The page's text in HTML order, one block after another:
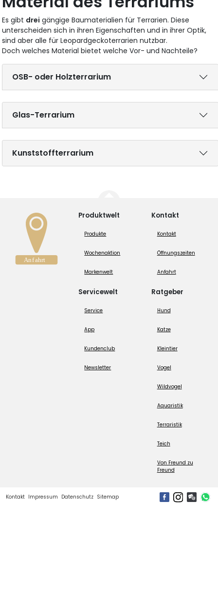
Es gibt drei gängige Baumaterialien für Terrarien. Diese
unterscheiden sich in ihren Eigenschaften und in ihrer Optik,
sind aber alle für Leopardgeckoterrarien nutzbar.
Doch welches Material bietet welche Vor- und Nachteile?
OSB- oder Holzterrarium
Glas-Terrarium
Kunststoffterrarium
Produktwelt
Produkte
Wochenaktion
Markenwelt
Servicewelt
Service
App
Kundenclub
Newsletter
Kontakt
Kontakt
Öffnungszeiten
Anfahrt
Ratgeber
Hund
Katze
Kleintier
Vogel
Wildvogel
Aquaristik
Terraristik
Teich
Von Freund zu
Freund
Kontakt Impressum Datenschutz Sitemap